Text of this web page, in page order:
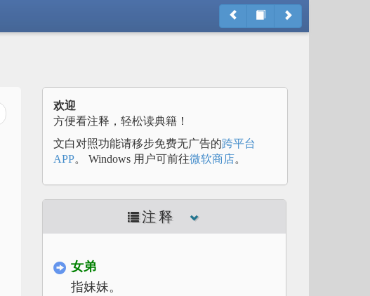
欢迎
方便看注释，轻松读典籍！
文白对照功能请移步免费无广告的跨平台
APP。 Windows 用户可前往微软商店。
注释
女弟
指妹妹。